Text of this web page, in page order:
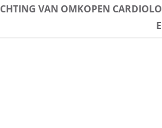
CHTING VAN OMKOPEN